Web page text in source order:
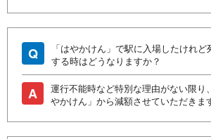
Q
「はやかけん」で駅に入場したけれ
する時はどうなりますか？
A
運行不能時など特別な理由がない限り
やかけん」から減額させていただきま